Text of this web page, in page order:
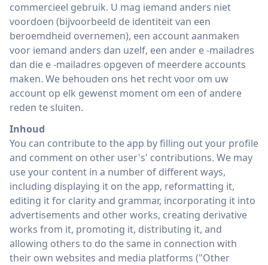
commercieel gebruik. U mag iemand anders niet
voordoen (bijvoorbeeld de identiteit van een
beroemdheid overnemen), een account aanmaken
voor iemand anders dan uzelf, een ander e -mailadres
dan die e -mailadres opgeven of meerdere accounts
maken. We behouden ons het recht voor om uw
account op elk gewenst moment om een ​​of andere
reden te sluiten.
Inhoud
You can contribute to the app by filling out your profile
and comment on other user's' contributions. We may
use your content in a number of different ways,
including displaying it on the app, reformatting it,
editing it for clarity and grammar, incorporating it into
advertisements and other works, creating derivative
works from it, promoting it, distributing it, and
allowing others to do the same in connection with
their own websites and media platforms ("Other